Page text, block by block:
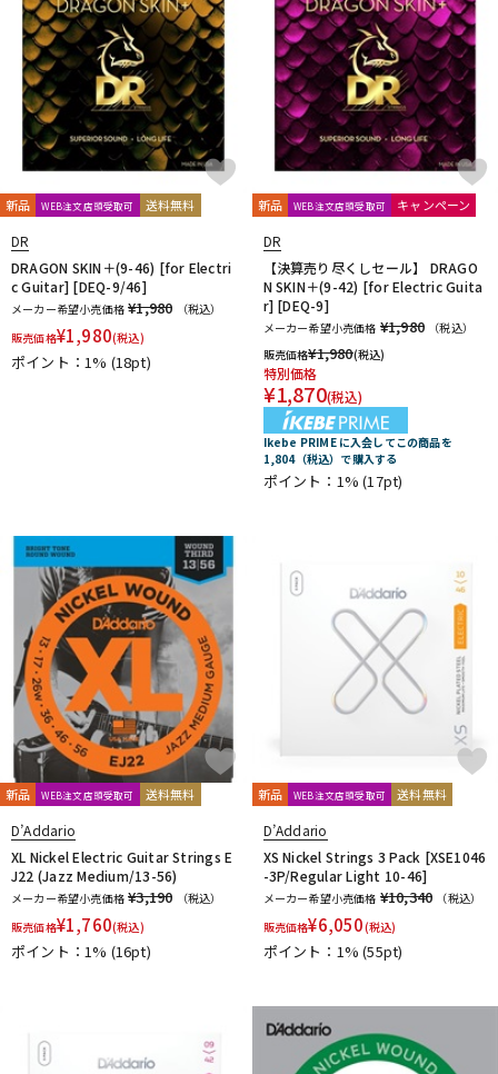
新品 WEB注文店頭受取可 送料無料
DR
DRAGON SKIN＋(9-46) [for Electri
c Guitar] [DEQ-9/46]
メーカー希望小売価格 ¥1,980
（税込）
販売価格¥1,980(税込)
ポイント：1% (18pt)
新品 WEB注文店頭受取可 キャンペーン
DR
【決算売り尽くしセール】 DRAGO
N SKIN＋(9-42) [for Electric Guita
r] [DEQ-9]
メーカー希望小売価格 ¥1,980
（税込）
販売価格¥1,980(税込)
特別価格
¥1,870(税込)
Ikebe PRIME に入会してこの商品を
1,804（税込）で購入する
ポイント：1%(17pt)
新品 WEB注文店頭受取可 送料無料
D’Addario
XL Nickel Electric Guitar Strings E
J22 (Jazz Medium/13-56)
メーカー希望小売価格 ¥3,190
（税込）
販売価格¥1,760(税込)
ポイント：1% (16pt)
新品 WEB注文店頭受取可 送料無料
D’Addario
XS Nickel Strings 3 Pack [XSE1046
-3P/Regular Light 10-46]
メーカー希望小売価格 ¥10,340
（税込）
販売価格¥6,050(税込)
ポイント：1%(55pt)